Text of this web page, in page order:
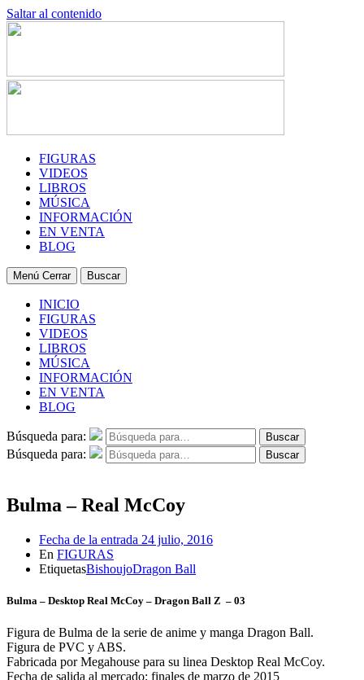
Saltar al contenido
FIGURAS
VIDEOS
LIBROS
MÚSICA
INFORMACIÓN
EN VENTA
BLOG
Menú Cerrar Buscar
INICIO
FIGURAS
VIDEOS
LIBROS
MÚSICA
INFORMACIÓN
EN VENTA
BLOG
Búsqueda para: Buscar
Búsqueda para: Buscar
Bulma – Real McCoy
Fecha de la entrada 24 julio, 2016
En FIGURAS
EtiquetasBishoujoDragon Ball
Bulma – Desktop Real McCoy – Dragon Ball Z – 03
Figura de Bulma de la serie de anime y manga Dragon Ball.
Figura de PVC y ABS.
Fabricada por Megahouse para su linea Desktop Real McCoy.
Fecha de salida al mercado: finales de marzo de 2015